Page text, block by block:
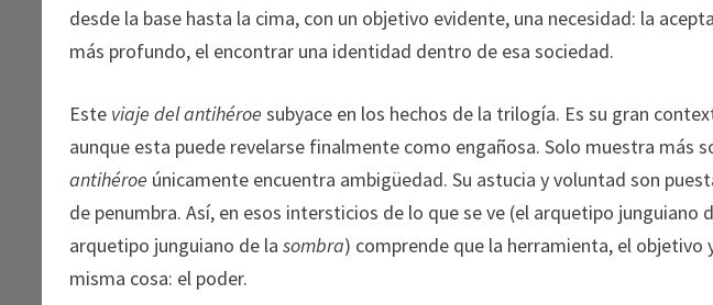
desde la base hasta la cima, con un objetivo evidente, una necesidad: la
más profundo, el encontrar una identidad dentro de esa sociedad.
Este viaje del antihéroe subyace en los hechos de la trilogía. Es su gran
aunque esta puede revelarse finalmente como engañosa. Solo muestra más
antihéroe únicamente encuentra ambigüedad. Su astucia y voluntad son
de penumbra. Así, en esos intersticios de lo que se ve (el arquetipo junguiano
arquetipo junguiano de lasombra) comprende que la herramienta, el
misma cosa: el poder.